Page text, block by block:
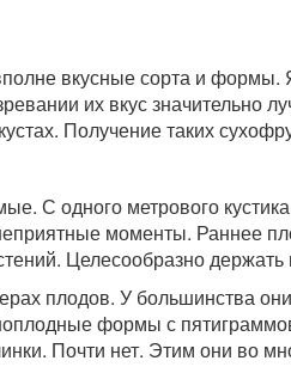
вкусные сорта и
их вкус значительно
Получение таких
С одного метрового
моменты. Раннее
Целесообразно держать
плодов. У большинства
формы с
Почти нет. Этим они во